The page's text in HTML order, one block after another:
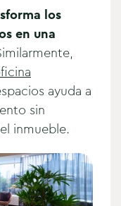
los
en una
ayuda a
sin
inmueble.